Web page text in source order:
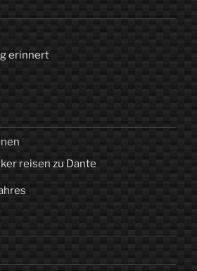
erinnert
reisen zu Dante